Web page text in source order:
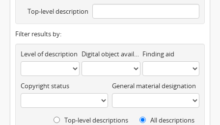
Top-level description
Filter results by:
Level of description Digital object available Finding aid
Copyright status General material designation
Top-level descriptions All descriptions